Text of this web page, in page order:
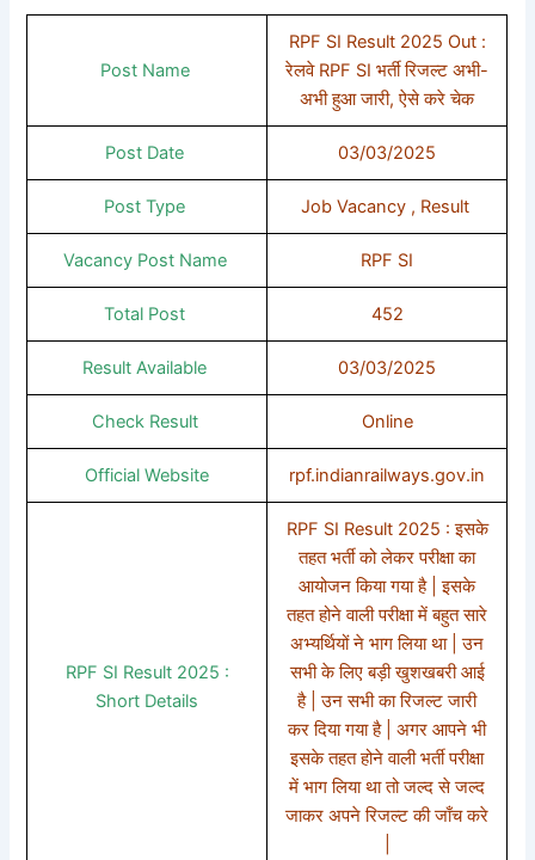
Post Name
RPF SI Result 2025 Out :
रेलवे RPF SI भर्ती रिजल्ट अभी-
अभी हुआ जारी, ऐसे करे चेक
Post Date 03/03/2025
Post Type Job Vacancy , Result
Vacancy Post Name RPF SI
Total Post 452
Result Available 03/03/2025
Check Result Online
Official Website rpf.indianrailways.gov.in
RPF SI Result 2025 :
Short Details
RPF SI Result 2025 : इसके
तहत भर्ती को लेकर परीक्षा का
आयोजन किया गया है | इसके
तहत होने वाली परीक्षा में बहुत सारे
अभ्यर्थियों ने भाग लिया था | उन
सभी के लिए बड़ी खुशखबरी आई
है | उन सभी का रिजल्ट जारी
कर दिया गया है | अगर आपने भी
इसके तहत होने वाली भर्ती परीक्षा
में भाग लिया था तो जल्द से जल्द
जाकर अपने रिजल्ट की जाँच करे